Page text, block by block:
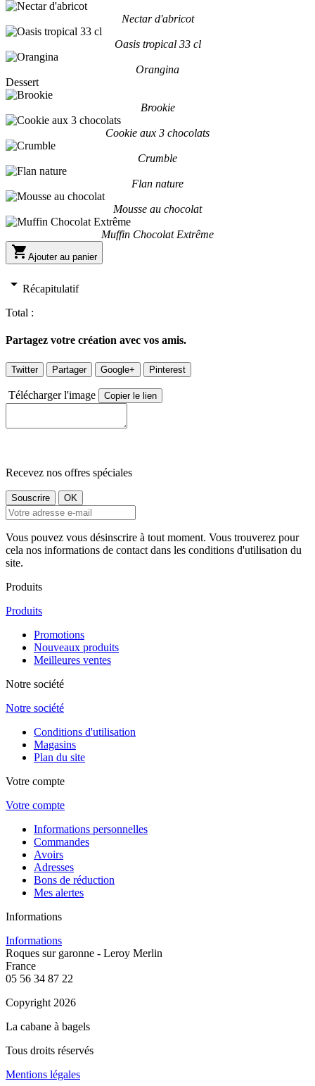
Nectar d'abricot
Oasis tropical 33 cl
Orangina
Dessert
Brookie
Cookie aux 3 chocolats
Crumble
Flan nature
Mousse au chocolat
Muffin Chocolat Extrême
 Ajouter au panier
arrow_drop_down Récapitulatif
Total :
Partagez votre création avec vos amis.
Twitter Partager Google+ Pinterest
Télécharger l'image Copier le lien
Recevez nos offres spéciales
Vous pouvez vous désinscrire à tout moment. Vous trouverez pour
cela nos informations de contact dans les conditions d'utilisation du
site.
Produits
Produits
Promotions
Nouveaux produits
Meilleures ventes
Notre société
Notre société
Conditions d'utilisation
Magasins
Plan du site
Votre compte
Votre compte
Informations personnelles
Commandes
Avoirs
Adresses
Bons de réduction
Mes alertes
Informations
Informations
Roques sur garonne - Leroy Merlin
France
05 56 34 87 22
Copyright 2026
La cabane à bagels
Tous droits réservés
Mentions légales